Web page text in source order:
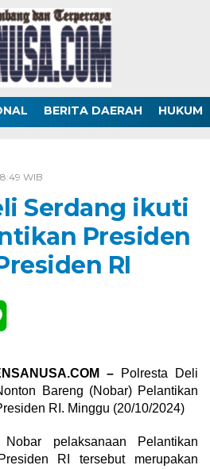
BERITA DAERAH HUKUM
WIB
Serdang ikuti
Presiden
RI
– Polresta Deli
Bareng (Nobar) Pelantikan
RI. Minggu (20/10/2024)
pelaksanaan Pelantikan
RI tersebut merupakan